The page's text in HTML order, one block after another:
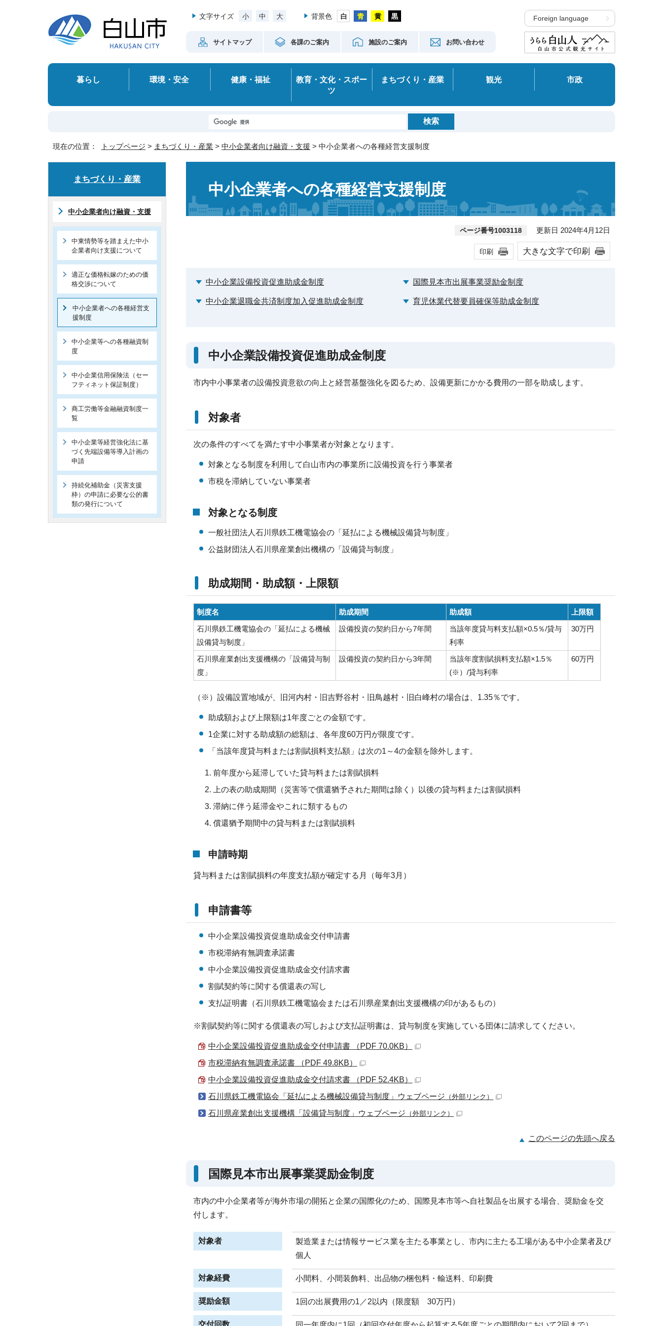
文字サイズ 小 中 大 背景色
サイトマップ 各課のご案内 施設のご案内 お問い合わせ
Foreign language
暮らし 環境・安全 健康・福祉
教育・文化・スポー
ツ
まちづくり・産業 観光 市政
現在の位置： トップページ > まちづくり・産業 > 中小企業者向け融資・支援 > 中小企業者への各種経営支援制度
中小企業者への各種経営支援制度
ページ番号1003118 更新日 2024年4月12日
印刷 大きな文字で印刷
中小企業設備投資促進助成金制度 国際見本市出展事業奨励金制度
中小企業退職金共済制度加入促進助成金制度 育児休業代替要員確保等助成金制度
中小企業設備投資促進助成金制度
市内中小事業者の設備投資意欲の向上と経営基盤強化を図るため、設備更新にかかる費用の一部を助成します。
対象者
次の条件のすべてを満たす中小事業者が対象となります。
対象となる制度を利用して白山市内の事業所に設備投資を行う事業者
市税を滞納していない事業者
対象となる制度
一般社団法人石川県鉄工機電協会の「延払による機械設備貸与制度」
公益財団法人石川県産業創出機構の「設備貸与制度」
助成期間・助成額・上限額
制度名 助成期間 助成額
上限額
石川県鉄工機電協会の「延払による機械
設備貸与制度」
設備投資の契約日から7年間
当該年度貸与料支払額×0.5％/貸与
利率
30万円
石川県産業創出支援機構の「設備貸与制
度」
設備投資の契約日から3年間
当該年度割賦損料支払額×1.5％
(※）/貸与利率
60万円
（※）設備設置地域が、旧河内村・旧吉野谷村・旧鳥越村・旧白峰村の場合は、1.35％です。
助成額および上限額は1年度ごとの金額です。
1企業に対する助成額の総額は、各年度60万円が限度です。
「当該年度貸与料または割賦損料支払額」は次の1～4の金額を除外します。
前年度から延滞していた貸与料または割賦損料
上の表の助成期間（災害等で償還猶予された期間は除く）以後の貸与料または割賦損料
滞納に伴う延滞金やこれに類するもの
償還猶予期間中の貸与料または割賦損料
申請時期
貸与料または割賦損料の年度支払額が確定する月（毎年3月）
申請書等
中小企業設備投資促進助成金交付申請書
市税滞納有無調査承諾書
中小企業設備投資促進助成金交付請求書
割賦契約等に関する償還表の写し
支払証明書（石川県鉄工機電協会または石川県産業創出支援機構の印があるもの）
※割賦契約等に関する償還表の写しおよび支払証明書は、貸与制度を実施している団体に請求してください。
中小企業設備投資促進助成金交付申請書 （PDF 70.0KB）
市税滞納有無調査承諾書 （PDF 49.8KB）
中小企業設備投資促進助成金交付請求書 （PDF 52.4KB）
石川県鉄工機電協会「延払による機械設備貸与制度」ウェブページ （外部リンク）
石川県産業創出支援機構「設備貸与制度」ウェブページ （外部リンク）
このページの先頭へ戻る
国際見本市出展事業奨励金制度
市内の中小企業者等が海外市場の開拓と企業の国際化のため、国際見本市等へ自社製品を出展する場合、奨励金を交
付します。
対象者
製造業または情報サービス業を主たる事業とし、市内に主たる工場がある中小企業者及び
個人
対象経費 小間料、小間装飾料、出品物の梱包料・輸送料、印刷費
奨励金額 1回の出展費用の1／2以内（限度額 30万円）
交付回数
まちづくり・産業
中小企業者向け融資・支援
中東情勢等を踏まえた中小
企業者向け支援について
適正な価格転嫁のための価
格交渉について
中小企業者への各種経営支
援制度
中小企業等への各種融資制
度
中小企業信用保険法（セー
フティネット保証制度）
商工労働等金融融資制度一
覧
中小企業等経営強化法に基
づく先端設備等導入計画の
申請
持続化補助金（災害支援
枠）の申請に必要な公的書
類の発行について